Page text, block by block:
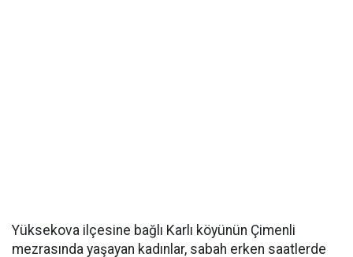
Yüksekova ilçesine bağlı Karlı köyünün Çimenli
mezrasında yaşayan kadınlar, sabah erken saatlerde